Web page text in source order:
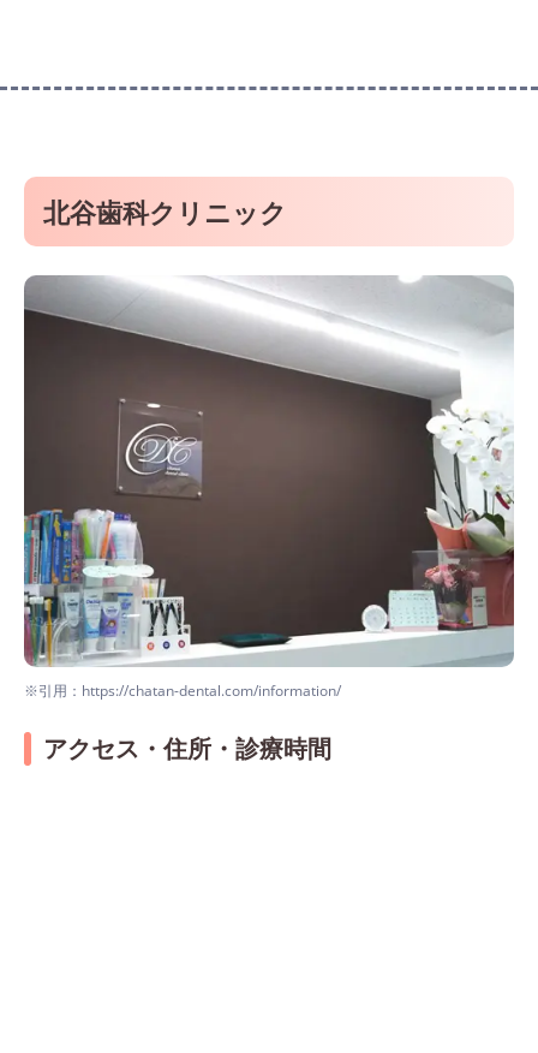
北谷歯科クリニック
※引用：https://chatan-dental.com/information/
アクセス・住所・診療時間